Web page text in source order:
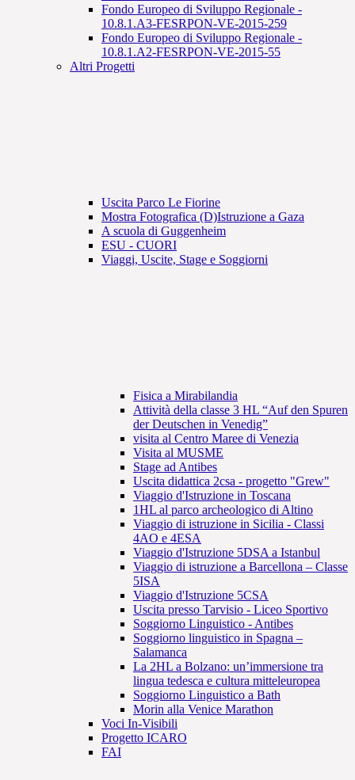
Fondo Europeo di Sviluppo Regionale -
10.8.1.A3-FESRPON-VE-2015-259
Fondo Europeo di Sviluppo Regionale -
10.8.1.A2-FESRPON-VE-2015-55
Altri Progetti
Uscita Parco Le Fiorine
Mostra Fotografica (D)Istruzione a Gaza
A scuola di Guggenheim
ESU - CUORI
Viaggi, Uscite, Stage e Soggiorni
Fisica a Mirabilandia
Attività della classe 3 HL “Auf den Spuren
der Deutschen in Venedig”
visita al Centro Maree di Venezia
Visita al MUSME
Stage ad Antibes
Uscita didattica 2csa - progetto "Grew"
Viaggio d'Istruzione in Toscana
1HL al parco archeologico di Altino
Viaggio di istruzione in Sicilia - Classi
4AO e 4ESA
Viaggio d'Istruzione 5DSA a Istanbul
Viaggio di istruzione a Barcellona – Classe
5ISA
Viaggio d'Istruzione 5CSA
Uscita presso Tarvisio - Liceo Sportivo
Soggiorno Linguistico - Antibes
Soggiorno linguistico in Spagna –
Salamanca
La 2HL a Bolzano: un’immersione tra
lingua tedesca e cultura mitteleuropea
Soggiorno Linguistico a Bath
Morin alla Venice Marathon
Voci In-Visibili
Progetto ICARO
FAI